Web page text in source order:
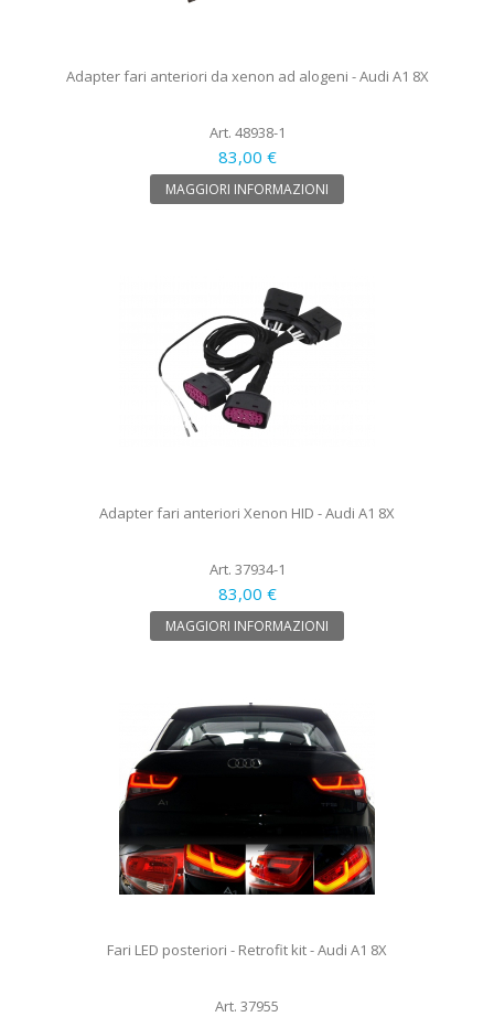
Adapter fari anteriori da xenon ad alogeni - Audi A1 8X
Art. 48938-1
83,00 €
MAGGIORI INFORMAZIONI
Adapter fari anteriori Xenon HID - Audi A1 8X
Art. 37934-1
83,00 €
MAGGIORI INFORMAZIONI
Fari LED posteriori - Retrofit kit - Audi A1 8X
Art. 37955